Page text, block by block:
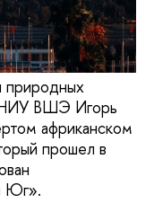
природных
НИУ ВШЭ Игорь
африканском
прошел в
Юг».